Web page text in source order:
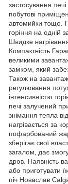
застосування
побутові
автомийки тощо.
горіння на одній
Швидке
Компактність
великими
замком, який
Також на
регулювання
інтенсивністю
печі залучений
знімання тепла
нагрівається за
пофарбований
зберігає свої
загалом, дає
дров. Наявність
або приготувати
піч Новаслав